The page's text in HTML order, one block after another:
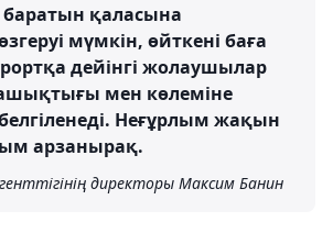
қаласына
мүмкін, өйткені баға
дейінгі жолаушылар
мен көлеміне
Неғұрлым жақын
арзанырақ.
директоры Максим Банин